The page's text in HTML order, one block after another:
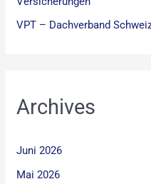
VPT – Dachverband
Archives
Juni 2026
Mai 2026